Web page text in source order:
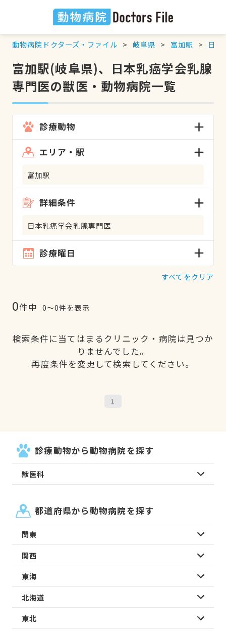
動物病院ドクターズ・ファイル 岐阜県 富加駅 日本
富加駅(岐阜県)、日本乳癌学会乳腺
専門医の獣医・動物病院一覧
診療動物
エリア・駅
富加駅
詳細条件
日本乳癌学会乳腺専門医
診療曜日
すべてをクリア
0件中 0〜0件を表示
検索条件に当てはまるクリニック・病院は見つか
りませんでした。
再度条件を変更して検索してください。
1
診療動物から動物病院を探す
獣医科
都道府県から動物病院を探す
関東
関西
東海
北海道
東北